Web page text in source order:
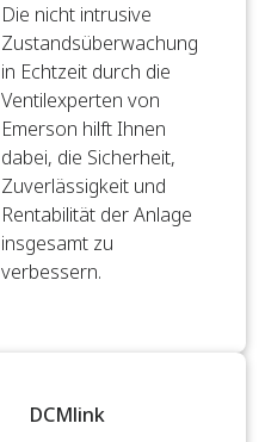
Die nicht intrusive
Zustandsüberwachung
in Echtzeit durch die
Ventilexperten von
Emerson hilft Ihnen
dabei, die Sicherheit,
Zuverlässigkeit und
Rentabilität der Anlage
insgesamt zu
verbessern.
DCMlink